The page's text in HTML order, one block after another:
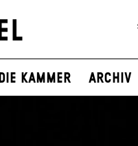
Die Kammer Archiv